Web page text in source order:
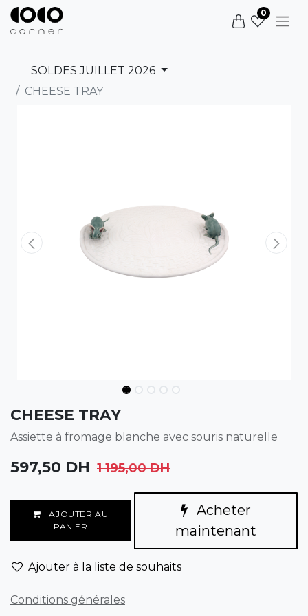
0
SOLDES JUILLET 2026
CHEESE TRAY
CHEESE TRAY
Assiette à fromage blanche avec souris naturelle
597,50 DH 1 195,00DH
AJOUTER AU
PANIER
Acheter
maintenant
Ajouter à la liste de souhaits
Conditions générales